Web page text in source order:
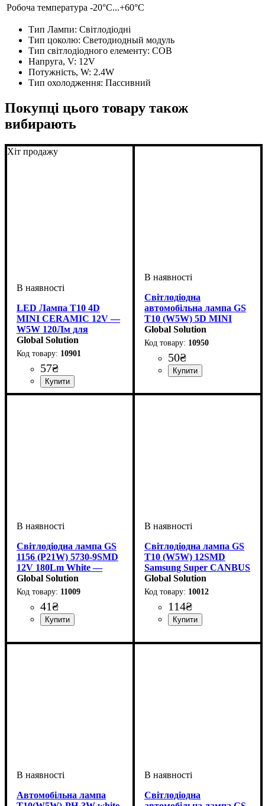
Робоча температура -20°C...+60°C
Тип Лампи: Світлодіодні
Тип цоколю: Светодиодный модуль
Тип світлодіодного елементу: COB
Напруга, V: 12V
Потужність, W: 2.4W
Тип охолодження: Пассивний
Покупці цього товару також
вибирають
Хіт продажу
LED Лампа T10 4D
MINI CERAMIC 12V —
W5W 120Лм для
Габаритів
Global Solution
10901
57₴
Призначення лампи:
Колір:: Білий
Напруга, V: 10-15V
Кількість в упаковці: 1 шт.
Світлодіодна
автомобільна лампа GS
T10 (W5W) 5D MINI
CRISTAL CERAMIC 10-
15V White
Global Solution
10950
50₴
Габаритні вогні
6000 K
Світлодіодна лампа GS
1156 (P21W) 5730-9SMD
12V 180Lm White —
Одноконтактна LED
лампа
Global Solution
11009
41₴
Габаритні вогні,
5730SMD
SMD
Світлодіодна лампа GS
T10 (W5W) 12SMD
Samsung Super CANBUS
500Lm 5W — Рішення
без помилок
Global Solution
10012
114₴
Габаритні вогні
Samsung
SMD
Автомобільна лампа
Світлодіодна